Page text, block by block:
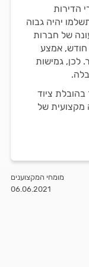
הדירות
יהיה גבוה
של חברות
חודש, אמצע
לכן, גמישות
ציוד
מקצועית של
מומחי המקצוענים
06.06.2021